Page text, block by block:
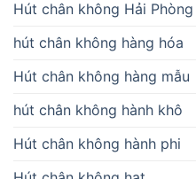
Hút chân không Hải Phòng
hút chân không hàng hóa
Hút chân không hàng mẫu
hút chân không hành khô
Hút chân không hành phi